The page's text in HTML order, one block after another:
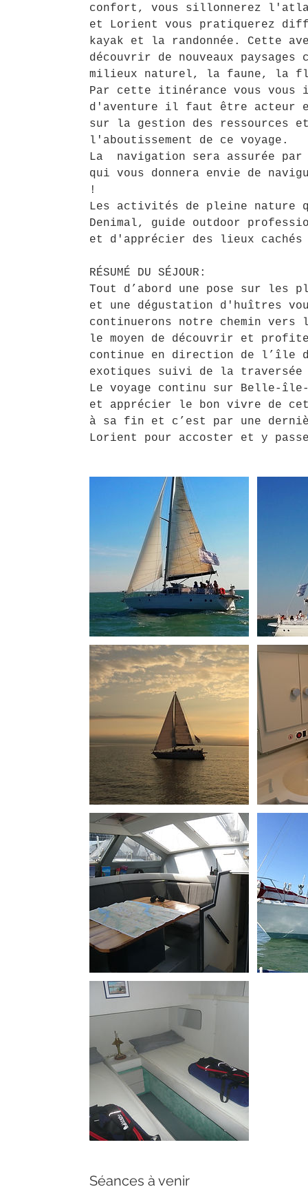
confort, vous sillonnerez
et Lorient vous pratiquerez
kayak et la randonnée. Cette
découvrir de nouveaux
milieux naturel, la faune, la
Par cette itinérance vous
d'aventure il faut être acteur
sur la gestion des ressources
l'aboutissement de ce voyage.
La navigation sera assurée
qui vous donnera envie de
!
Les activités de pleine nature
Denimal, guide outdoor
et d'apprécier des lieux cachés
RÉSUMÉ DU SÉJOUR:
Tout d’abord une pose sur les
et une dégustation d'huîtres
continuerons notre chemin
le moyen de découvrir et
continue en direction de l’île
exotiques suivi de la traversée
Le voyage continu sur Belle-
et apprécier le bon vivre de
à sa fin et c’est par une
Lorient pour accoster et y
Séances à venir